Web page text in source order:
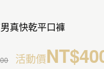
真快乾平口褲
活動價